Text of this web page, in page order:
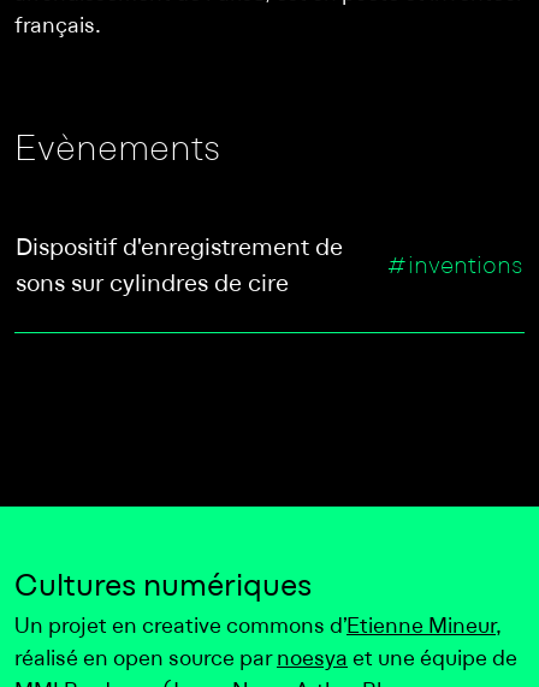
français.
Evènements
Dispositif d'enregistrement de
sons sur cylindres de cire
#inventions
Cultures numériques
Un projet en creative commons d’Etienne Mineur,
réalisé en open source par noesya et une équipe de